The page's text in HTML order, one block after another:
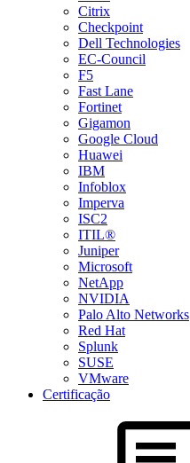
Citrix
Checkpoint
Dell Technologies
EC-Council
F5
Fast Lane
Fortinet
Gigamon
Google Cloud
Huawei
IBM
Infoblox
Imperva
ISC2
ITIL®
Juniper
Microsoft
NetApp
NVIDIA
Palo Alto Networks
Red Hat
Splunk
SUSE
VMware
Certificação